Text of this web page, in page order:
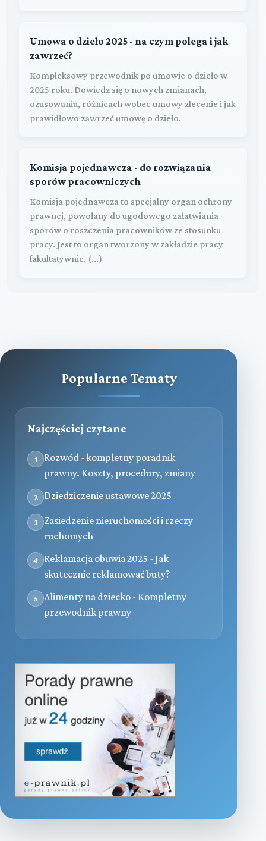
Umowa o dzieło 2025 - na czym polega i jak
zawrzeć?
Kompleksowy przewodnik po umowie o dzieło w
2025 roku. Dowiedz się o nowych zmianach,
ozusowaniu, różnicach wobec umowy zlecenie i jak
prawidłowo zawrzeć umowę o dzieło.
Komisja pojednawcza - do rozwiązania
sporów pracowniczych
Komisja pojednawcza to specjalny organ ochrony
prawnej, powołany do ugodowego załatwiania
sporów o roszczenia pracowników ze stosunku
pracy. Jest to organ tworzony w zakładzie pracy
fakultatywnie, (...)
Popularne Tematy
Najczęściej czytane
1
Rozwód - kompletny poradnik
prawny. Koszty, procedury, zmiany
2 Dziedziczenie ustawowe 2025
3
Zasiedzenie nieruchomości i rzeczy
ruchomych
4
Reklamacja obuwia 2025 - Jak
skutecznie reklamować buty?
5
Alimenty na dziecko - Kompletny
przewodnik prawny